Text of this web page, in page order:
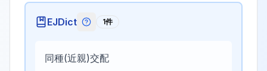
EJDict EJDictの記号説明
1件
同種(近親)交配